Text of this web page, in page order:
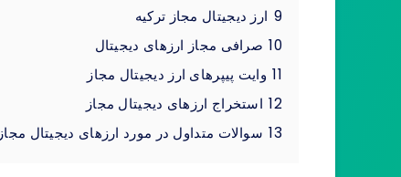
9 ارز دیجیتال مجاز ترکیه
10 صرافی مجاز ارزهای دیجیتال
11 وایت پیپرهای ارز دیجیتال مجاز
12 استخراج ارزهای دیجیتال مجاز
13 سوالات متداول در مورد ارزهای دیجیتال مجاز